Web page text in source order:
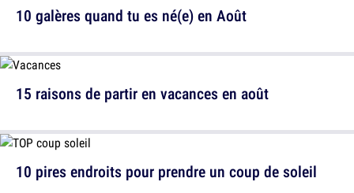
15 raisons de partir en vacances en août
10 galères quand tu es né(e) en Août
10 pires endroits pour prendre un coup de soleil